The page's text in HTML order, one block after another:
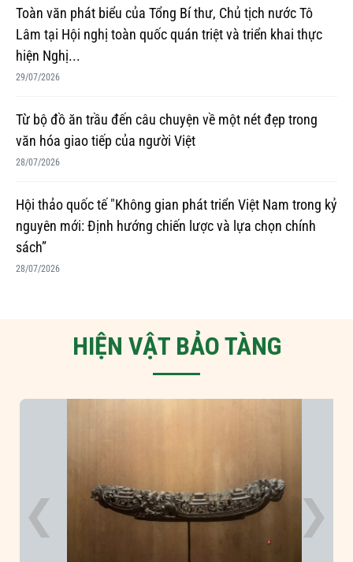
Toàn văn phát biểu của Tổng Bí thư, Chủ tịch nước Tô
Lâm tại Hội nghị toàn quốc quán triệt và triển khai thực
hiện Nghị...
29/07/2026
Từ bộ đồ ăn trầu đến câu chuyện về một nét đẹp trong
văn hóa giao tiếp của người Việt
28/07/2026
Hội thảo quốc tế "Không gian phát triển Việt Nam trong kỷ
nguyên mới: Định hướng chiến lược và lựa chọn chính
sách”
28/07/2026
HIỆN VẬT BẢO TÀNG